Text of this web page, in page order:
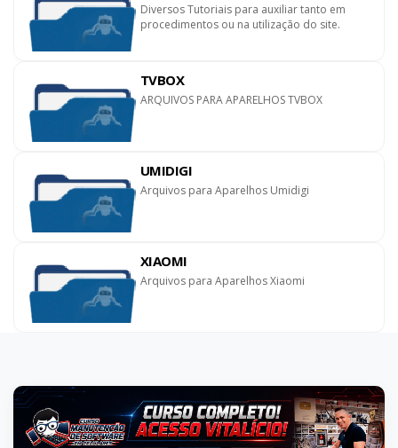
Diversos Tutoriais para auxiliar tanto em
procedimentos ou na utilização do site.
TVBOX
ARQUIVOS PARA APARELHOS TVBOX
UMIDIGI
Arquivos para Aparelhos Umidigi
XIAOMI
Arquivos para Aparelhos Xiaomi